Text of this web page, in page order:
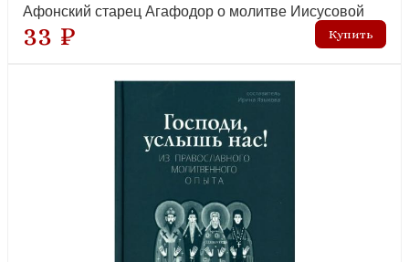
новинка
Гнатюк В., Гнатюк Ю. Святослав. Возмужание
Афонский старец Агафодор о молитве Иисусовой
33 ₽